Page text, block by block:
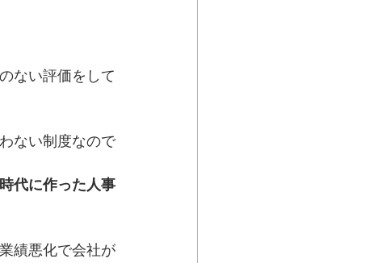
ない評価をして
ない制度なので
代に作った人事
績悪化で会社が